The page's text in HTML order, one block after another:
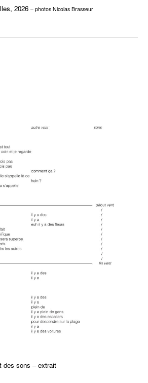
2026 – photos Nicolas Brasseur
des sons – extrait